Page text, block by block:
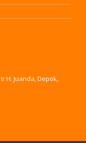
H. Juanda, Depok,